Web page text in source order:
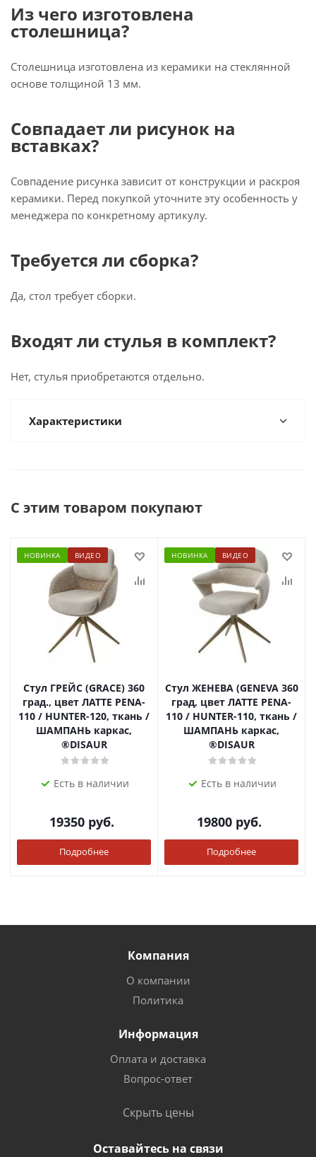
Из чего изготовлена
столешница?
Столешница изготовлена из керамики на стеклянной
основе толщиной 13 мм.
Совпадает ли рисунок на
вставках?
Совпадение рисунка зависит от конструкции и раскроя
керамики. Перед покупкой уточните эту особенность у
менеджера по конкретному артикулу.
Требуется ли сборка?
Да, стол требует сборки.
Входят ли стулья в комплект?
Нет, стулья приобретаются отдельно.
Характеристики
С этим товаром покупают
НОВИНКА ВИДЕО
Стул ГРЕЙС (GRACE) 360
град., цвет ЛАТТЕ PENA-
110 / HUNTER-120, ткань /
ШАМПАНЬ каркас,
®DISAUR
Есть в наличии
19350руб.
Подробнее
НОВИНКА ВИДЕО
Стул ЖЕНЕВА (GENEVA 360
град, цвет ЛАТТЕ PENA-
110 / HUNTER-110, ткань /
ШАМПАНЬ каркас,
®DISAUR
Есть в наличии
19800руб.
Подробнее
Компания
О компании
Политика
Информация
Оплата и доставка
Вопрос-ответ
Скрыть цены
Оставайтесь на связи